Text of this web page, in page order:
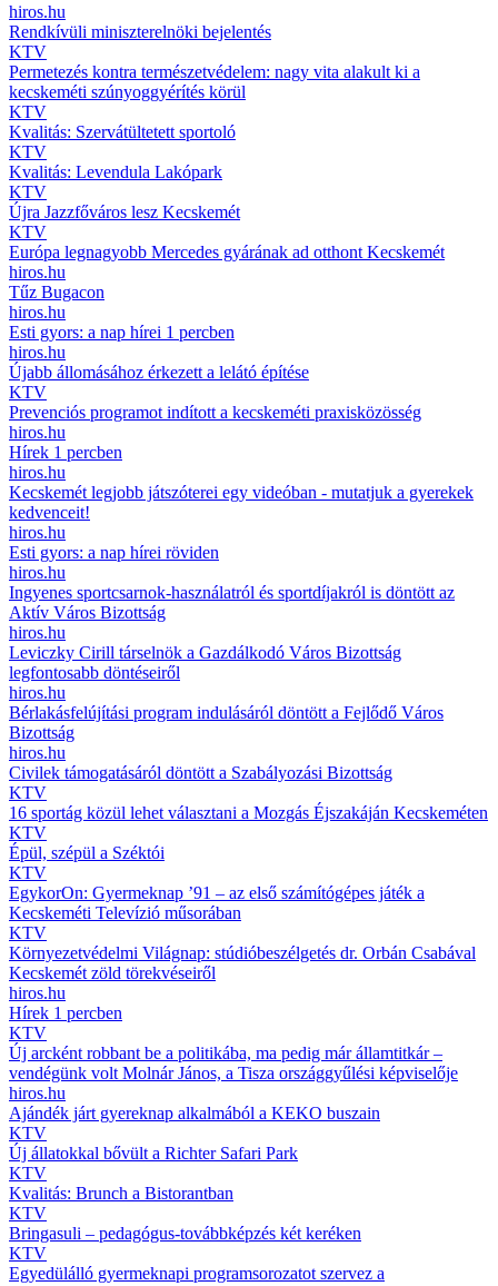
hiros.hu
Rendkívüli miniszterelnöki bejelentés
KTV
Permetezés kontra természetvédelem: nagy vita alakult ki a
kecskeméti szúnyoggyérítés körül
KTV
Kvalitás: Szervátültetett sportoló
KTV
Kvalitás: Levendula Lakópark
KTV
Újra Jazzfőváros lesz Kecskemét
KTV
Európa legnagyobb Mercedes gyárának ad otthont Kecskemét
hiros.hu
Tűz Bugacon
hiros.hu
Esti gyors: a nap hírei 1 percben
hiros.hu
Újabb állomásához érkezett a lelátó építése
KTV
Prevenciós programot indított a kecskeméti praxisközösség
hiros.hu
Hírek 1 percben
hiros.hu
Kecskemét legjobb játszóterei egy videóban - mutatjuk a gyerekek
kedvenceit!
hiros.hu
Esti gyors: a nap hírei röviden
hiros.hu
Ingyenes sportcsarnok-használatról és sportdíjakról is döntött az
Aktív Város Bizottság
hiros.hu
Leviczky Cirill társelnök a Gazdálkodó Város Bizottság
legfontosabb döntéseiről
hiros.hu
Bérlakásfelújítási program indulásáról döntött a Fejlődő Város
Bizottság
hiros.hu
Civilek támogatásáról döntött a Szabályozási Bizottság
KTV
16 sportág közül lehet választani a Mozgás Éjszakáján Kecskeméten
KTV
Épül, szépül a Széktói
KTV
EgykorOn: Gyermeknap ’91 – az első számítógépes játék a
Kecskeméti Televízió műsorában
KTV
Környezetvédelmi Világnap: stúdióbeszélgetés dr. Orbán Csabával
Kecskemét zöld törekvéseiről
hiros.hu
Hírek 1 percben
KTV
Új arcként robbant be a politikába, ma pedig már államtitkár –
vendégünk volt Molnár János, a Tisza országgyűlési képviselője
hiros.hu
Ajándék járt gyereknap alkalmából a KEKO buszain
KTV
Új állatokkal bővült a Richter Safari Park
KTV
Kvalitás: Brunch a Bistorantban
KTV
Bringasuli – pedagógus-továbbképzés két keréken
KTV
Egyedülálló gyermeknapi programsorozatot szervez a